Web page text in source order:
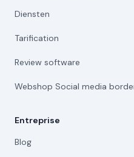
Diensten
Tarification
Review software
Webshop Social media
Entreprise
Blog